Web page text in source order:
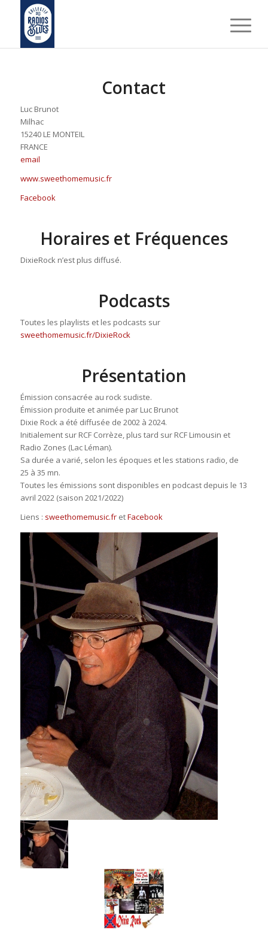
Contact
Luc Brunot
Milhac
15240 LE MONTEIL
FRANCE
email
www.sweethomemusic.fr
Facebook
Horaires et Fréquences
DixieRock n’est plus diffusé.
Podcasts
Toutes les playlists et les podcasts sur
sweethomemusic.fr/DixieRock
Présentation
Émission consacrée au rock sudiste.
Émission produite et animée par Luc Brunot
Dixie Rock a été diffusée de 2002 à 2024.
Initialement sur RCF Corrèze, plus tard sur RCF Limousin et
Radio Zones (Lac Léman).
Sa durée a varié, selon les époques et les stations radio, de
25 à 35 mn.
Toutes les émissions sont disponibles en podcast depuis le 13
avril 2022 (saison 2021/2022)
Liens : sweethomemusic.fretFacebook